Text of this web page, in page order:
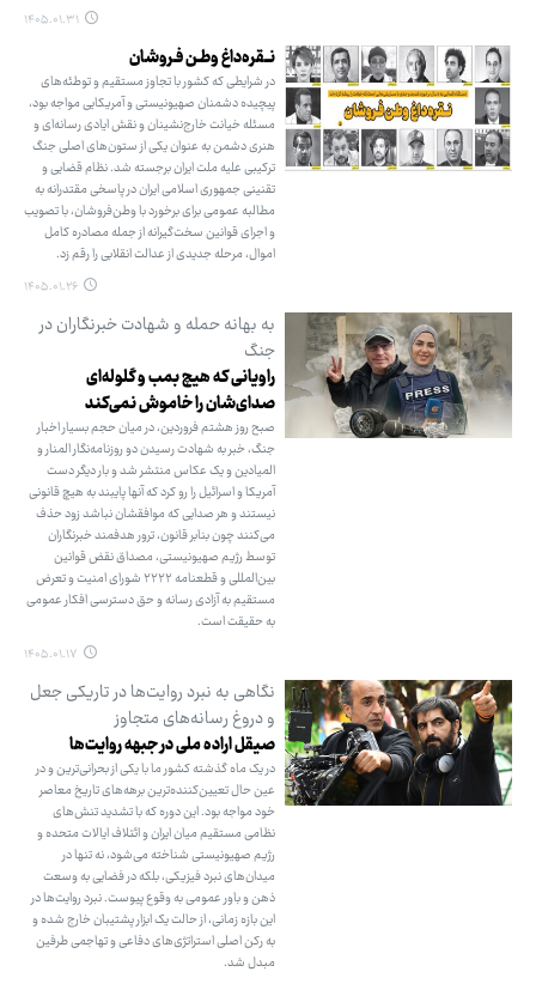
۱۴۰۵.۰۱.۳۱
نــقره‌داغ وطـن فـروشان
در شرایطی که کشور با تجاوز مستقیم و توطئه‌های
پیچیده دشمنان صهیونیستی و آمریکایی مواجه بود،
مسئله خیانت خارج‌نشینان و نقش ایادی رسانه‌ای و
هنری دشمن به عنوان یکی از ستون‌های اصلی جنگ
ترکیبی علیه ملت ایران برجسته شد. نظام قضایی و
تقنینی جمهوری اسلامی ایران در پاسخی مقتدرانه به
مطالبه عمومی برای برخورد با وطن‌فروشان، با تصویب
و اجرای قوانین سخت‌گیرانه از جمله مصادره کامل
اموال، مرحله جدیدی از عدالت انقلابی را رقم زد.
۱۴۰۵.۰۱.۲۶
به بهانه حمله و شهادت خبرنگاران در
جنگ
راویانی که هیچ بمب و گلوله‌ای
صدای‌شان را خاموش نمی‌کند
صبح روز هشتم فروردین، در میان حجم بسیار اخبار
جنگ، خبر به شهادت رسیدن دو روزنامه‌نگار المنار و
المیادین و یک عکاس منتشر شد و بار دیگر دست
آمریکا و اسرائیل را رو کرد که آنها پایبند به هیچ قانونی
نیستند و هر صدایی که موافقشان نباشد زود حذف
می‌کنند چون بنابر قانون، ترور هدفمند خبرنگاران
توسط رژیم صهیونیستی، مصداق نقض قوانین
بین‌المللی و قطعنامه ۲۲۲۲ شورای امنیت و تعرض
مستقیم به آزادی رسانه و حق دسترسی افکار عمومی
به حقیقت است.
۱۴۰۵.۰۱.۱۷
نگاهی به نبرد روایت‌ها در تاریکی جعل
و دروغ رسانه‌های متجاوز
صیقل اراده ملی در جبهه روایت‌ها
در یک ماه گذشته کشور ما با یکی از بحرانی‌ترین و در
عین حال تعیین‌کننده‌ترین برهه‌های تاریخ معاصر
خود مواجه بود. این دوره که با تشدید تنش‌های
نظامی مستقیم میان ایران و ائتلاف ایالات متحده و
رژیم صهیونیستی شناخته می‌شود، نه تنها در
میدان‌های نبرد فیزیکی، بلکه در فضایی به وسعت
ذهن و باور عمومی به وقوع پیوست. نبرد روایت‌ها در
این بازه زمانی، از حالت یک ابزار پشتیبان خارج شده و
به رکن اصلی استراتژی‌های دفاعی و تهاجمی طرفین
مبدل شد.